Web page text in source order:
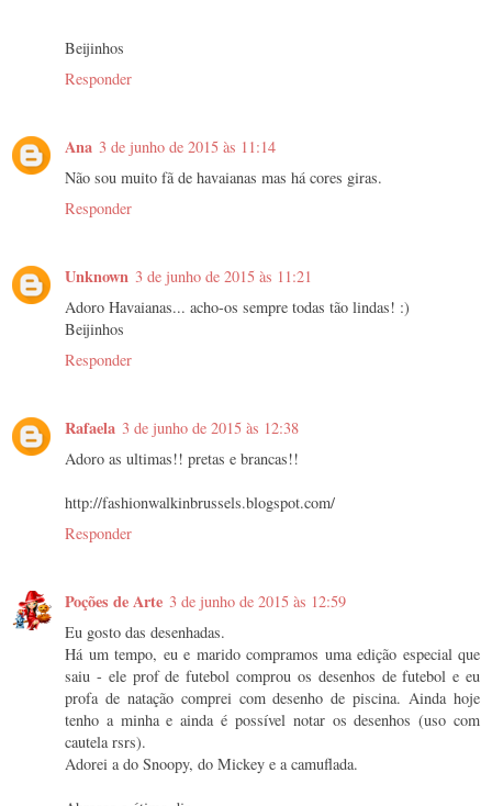
Beijinhos
Responder
Ana 3 de junho de 2015 às 11:14
Não sou muito fã de havaianas mas há cores giras.
Responder
Unknown 3 de junho de 2015 às 11:21
Adoro Havaianas... acho-os sempre todas tão lindas! :)
Beijinhos
Responder
Rafaela 3 de junho de 2015 às 12:38
Adoro as ultimas!! pretas e brancas!!
http://fashionwalkinbrussels.blogspot.com/
Responder
Poções de Arte 3 de junho de 2015 às 12:59
Eu gosto das desenhadas.
Há um tempo, eu e marido compramos uma edição especial que
saiu - ele prof de futebol comprou os desenhos de futebol e eu
profa de natação comprei com desenho de piscina. Ainda hoje
tenho a minha e ainda é possível notar os desenhos (uso com
cautela rsrs).
Adorei a do Snoopy, do Mickey e a camuflada.